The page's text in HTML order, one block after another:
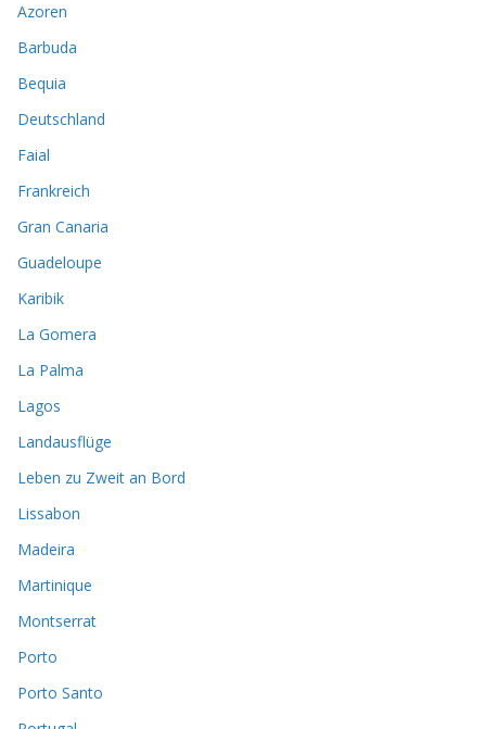
Azoren
Barbuda
Bequia
Deutschland
Faial
Frankreich
Gran Canaria
Guadeloupe
Karibik
La Gomera
La Palma
Lagos
Landausflüge
Leben zu Zweit an Bord
Lissabon
Madeira
Martinique
Montserrat
Porto
Porto Santo